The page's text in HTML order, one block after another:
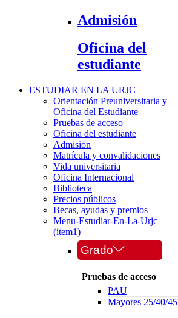
Admisión
Oficina del
estudiante
ESTUDIAR EN LA URJC
Orientación Preuniversitaria y
Oficina del Estudiante
Pruebas de acceso
Oficina del estudiante
Admisión
Matrícula y convalidaciones
Vida universitaria
Oficina Internacional
Biblioteca
Precios públicos
Becas, ayudas y premios
Menu-Estudiar-En-La-Urjc
(item1)
Grado
Pruebas de acceso
PAU
Mayores 25/40/45